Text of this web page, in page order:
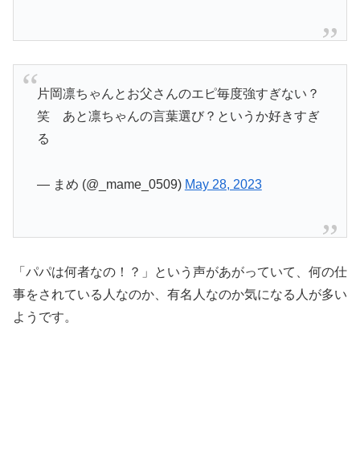
片岡凛ちゃんとお父さんのエピ毎度強すぎない？
笑 あと凛ちゃんの言葉選び？というか好きすぎ
る
— まめ (@_mame_0509) May 28, 2023
「パパは何者なの！？」という声があがっていて、何の仕
事をされている人なのか、有名人なのか気になる人が多い
ようです。